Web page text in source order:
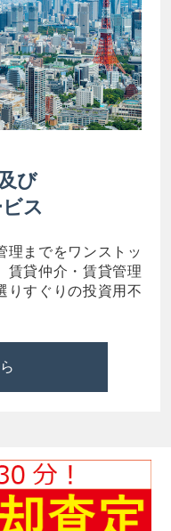
び
ス
理までをワンストッ
賃貸仲介・賃貸管理
りすぐりの投資用不